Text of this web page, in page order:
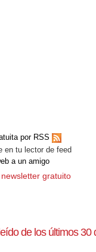
por RSS
en tu lector de feed
a un amigo
gratuito
de los últimos 30